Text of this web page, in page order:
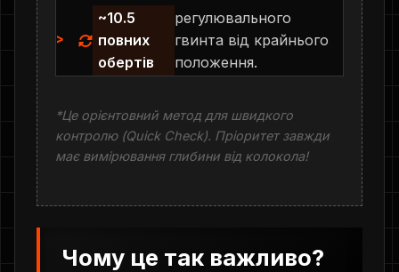
~10.5
повних
обертів
регулювального
гвинта від крайнього
положення.
*Це орієнтовний метод для швидкого
контролю (Quick Check). Пріоритет завжди
має вимірювання глибини від колокола!
Чому це так важливо?